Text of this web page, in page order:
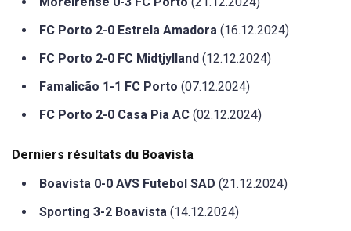
FC Porto 2-0 Estrela Amadora (16.12.2024)
FC Porto 2-0 FC Midtjylland (12.12.2024)
Famalicão 1-1 FC Porto (07.12.2024)
FC Porto 2-0 Casa Pia AC (02.12.2024)
Derniers résultats du Boavista
Boavista 0-0 AVS Futebol SAD (21.12.2024)
Sporting 3-2 Boavista (14.12.2024)